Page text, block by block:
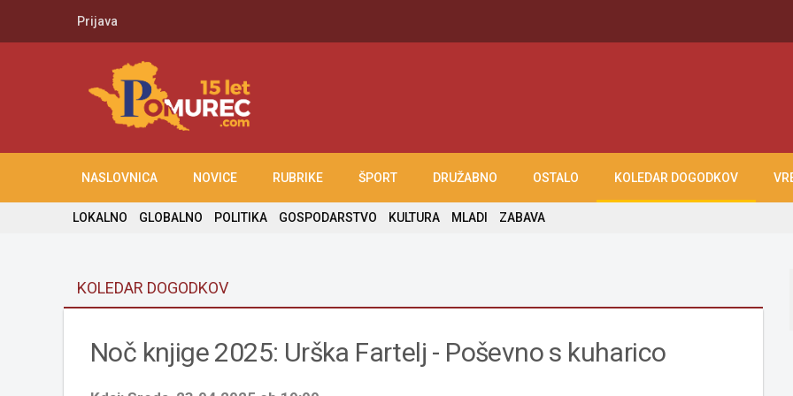
Prijava
NASLOVNICA NOVICE RUBRIKE ŠPORT DRUŽABNO OSTALO KOLEDAR DOGODKOV
LOKALNO GLOBALNO POLITIKA GOSPODARSTVO KULTURA MLADI ZABAVA
KOLEDAR DOGODKOV
Noč knjige 2025: Urška Fartelj - Poševno s kuharico